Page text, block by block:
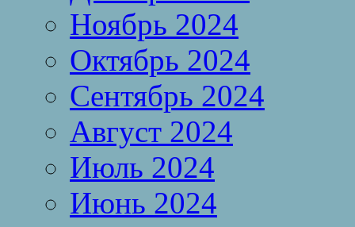
Ноябрь 2024
Октябрь 2024
Сентябрь 2024
Август 2024
Июль 2024
Июнь 2024